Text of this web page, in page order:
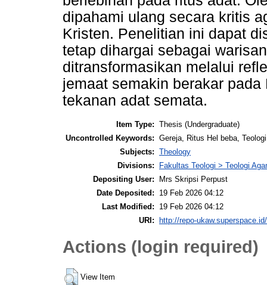
dipahami ulang secara kritis
Kristen. Penelitian ini dapat
tetap dihargai sebagai
ditransformasikan melalui
jemaat semakin berakar
tekanan adat semata.
Item Type: Thesis (Undergraduate)
Uncontrolled Keywords: Gereja, Ritus Hel beba,
Subjects: Theology
Divisions:
Fakultas Teologi > Teologi
Depositing User:
Mrs Skripsi Perpust
Date Deposited:
19 Feb 2026 04:12
Last Modified:
19 Feb 2026 04:12
URI:
http://repo-
Actions (login required)
View Item